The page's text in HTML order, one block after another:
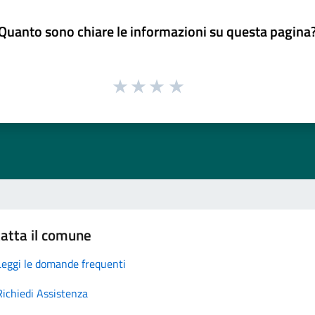
sono chiare le informazioni su questa
il comune
le domande frequenti
Assistenza